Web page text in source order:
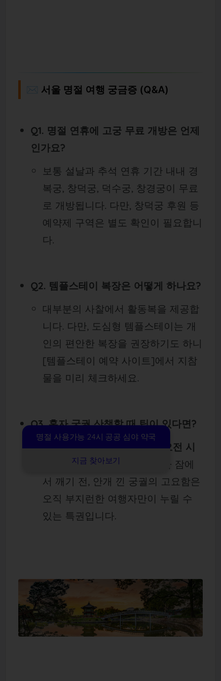
명절 사용가능 24시 공공 심야 약국
지금 찾아보기
✉️ 서울 명절 여행 궁금증 (Q&A)
Q1. 명절 연휴에 고궁 무료 개방은 언제
인가요?
보통 설날과 추석 연휴 기간 내내 경
복궁, 창덕궁, 덕수궁, 창경궁이 무료
로 개방됩니다. 다만, 창덕궁 후원 등
예약제 구역은 별도 확인이 필요합니
다.
Q2. 템플스테이 복장은 어떻게 하나요?
대부분의 사찰에서 활동복을 제공합
니다. 다만, 도심형 템플스테이는 개
인의 편안한 복장을 권장하기도 하니
[템플스테이 예약 사이트]에서 지참
물을 미리 체크하세요.
Q3. 혼자 궁궐 산책할 때 팁이 있다면?
명절 당일 오후보다는이른 오전 시
을 공략하세요. 도심 전체가 잠에
서 깨기 전, 안개 낀 궁궐의 고요함은
오직 부지런한 여행자만이 누릴 수
있는 특권입니다.